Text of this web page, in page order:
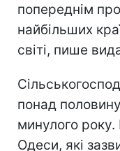
попереднім
найбільших
світі, пише
понад
минулого року.
Одеси, які